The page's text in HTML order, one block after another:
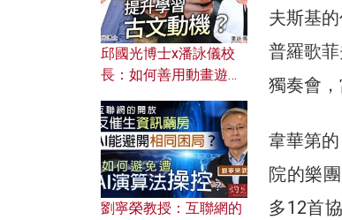
夫斯基
普羅歌
獨奏會
韋華第
院的樂
多12首
邱國光博士x潘詠儀校
長：如何善用動畫遊戲
劉寧榮教授：互聯網的